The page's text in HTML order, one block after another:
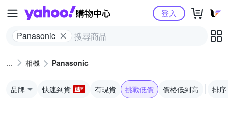
Yahoo購物中心
Panasonic
登入
相機 Panasonic
品牌 快速到貨 有現貨 挑戰低價 價格低到高 排序